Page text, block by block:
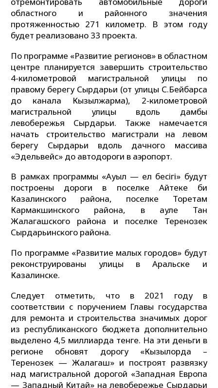
областного и районного значения
протяженностью 271 километр. В этом году
будет реализовано 33 проекта.
По программе «Развитие регионов» в областном
центре планируется завершить строительство
4-километровой магистральной улицы по
правому берегу Сырдарьи (от улицы С.Бейбарса
до канала Кызылжарма), 2-километровой
магистральной улицы вдоль дамбы
левобережья Сырдарьи. Также намечается
начать строительство магистрали на левом
берегу Сырдарьи вдоль дачного массива
«Эдельвейс» до автодороги в аэропорт.
В рамках программы «Ауыл — ел бесігі» будут
построены дороги в поселке Айтеке би
Казалинского района, поселке Торетам
Кармакшинского района, в ауле Тан
Жалагашского района и поселке Теренозек
Сырдарьинского района.
По программе «Развитие малых городов» будут
реконструированы улицы в Аральске и
Казалинске.
Следует отметить, что в 2021 году в
соответствии с поручением Главы государства
для ремонта и строительства значимых дорог
из республиканского бюджета дополнительно
выделено 4,5 миллиарда тенге. На эти деньги в
регионе обновят дорогу «Кызылорда –
Теренозек — Жалагаш» и построят развязку
над магистральной дорогой «Западная Европа
— Западный Китай» на левобережье Сырдарьи